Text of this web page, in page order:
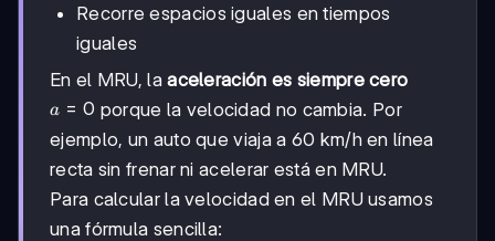
Recorre espacios iguales en tiempos
iguales
En el MRU, laaceleración es siempre cero
a
=
0
a = 0 porque la velocidad no cambia. Por
ejemplo, un auto que viaja a 60 km/h en línea
recta sin frenar ni acelerar está en MRU.
Para calcular la velocidad en el MRU usamos
una fórmula sencilla: